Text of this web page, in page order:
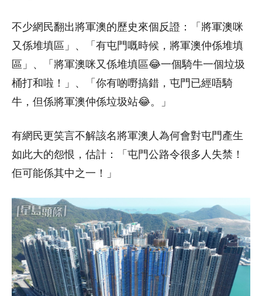
不少網民翻出將軍澳的歷史來個反證：「將軍澳咪
又係堆填區」、「有屯門嘅時候，將軍澳仲係堆填
區」、「將軍澳咪又係堆填區😂一個騎牛一個垃圾
桶打和啦！」、「你有啲嘢搞錯，屯門已經唔騎
牛，但係將軍澳仲係垃圾站😂。」
有網民更笑言不解該名將軍澳人為何會對屯門產生
如此大的怨恨，估計：「屯門公路令很多人失禁！
佢可能係其中之一！」